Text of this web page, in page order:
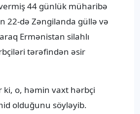
44 günlük müharibə
22-də Zəngilanda güllə və
Ermənistan silahlı
tərəfindən əsir
ki, o, həmin vaxt hərbçi
olduğunu söyləyib.